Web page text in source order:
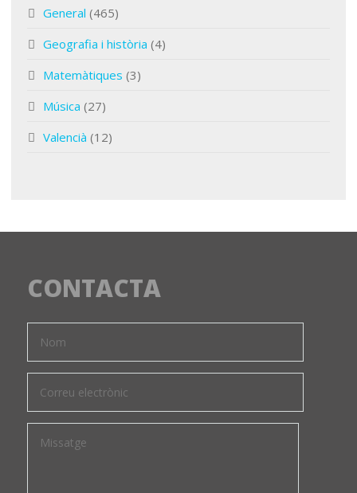
General (465)
Geografia i història (4)
Matemàtiques (3)
Música (27)
Valencià (12)
CONTACTA